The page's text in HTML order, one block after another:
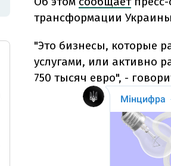
трансформации
"Это бизнесы, которые
услугами, или активно
750 тысяч евро", -